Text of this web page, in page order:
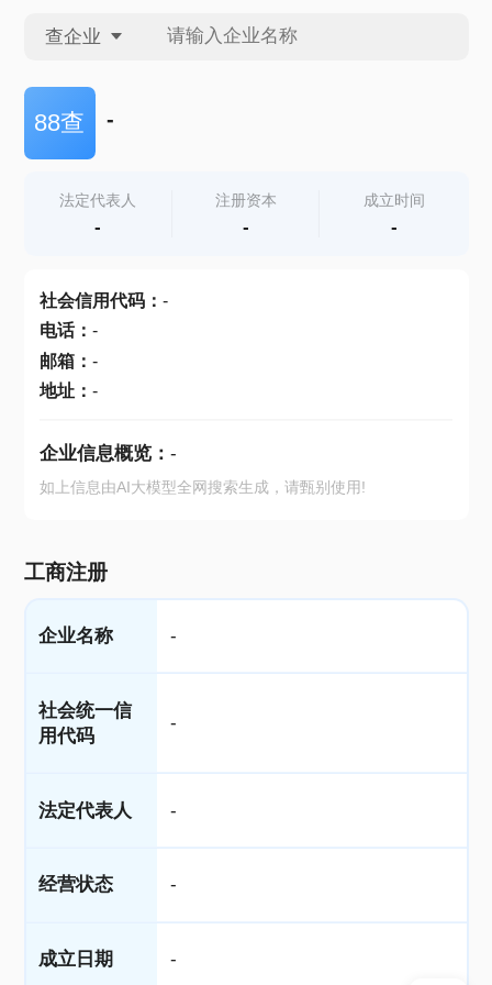
查企业
查企业
查产地
88查 -
法定代表人
-
注册资本
-
成立时间
-
社会信用代码： -
电话： -
邮箱： -
地址： -
企业信息概览： -
如上信息由AI大模型全网搜索生成，请甄别使用!
工商注册
企业名称 -
社会统一信
用代码
-
法定代表人 -
经营状态 -
成立日期 -